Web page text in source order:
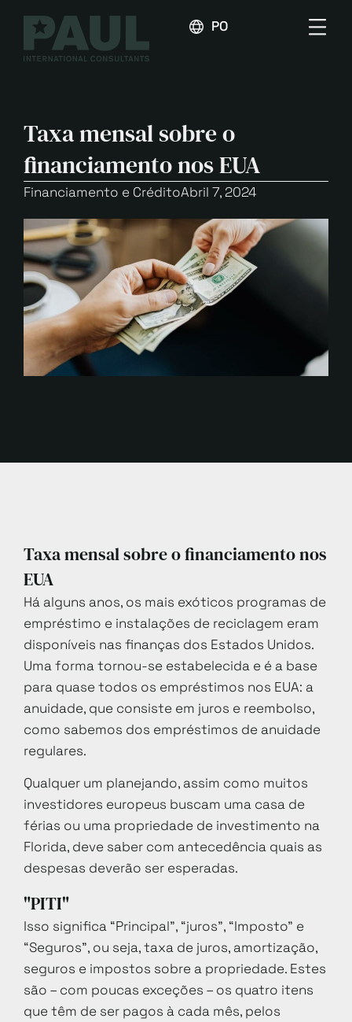
PORTUGUÊS
Taxa mensal sobre o
financiamento nos EUA
Financiamento e CréditoAbril 7, 2024
Taxa mensal sobre o financiamento nos
EUA
Há alguns anos, os mais exóticos programas de
empréstimo e instalações de reciclagem eram
disponíveis nas finanças dos Estados Unidos.
Uma forma tornou-se estabelecida e é a base
para quase todos os empréstimos nos EUA: a
anuidade, que consiste em juros e reembolso,
como sabemos dos empréstimos de anuidade
regulares.
Qualquer um planejando, assim como muitos
investidores europeus buscam uma casa de
férias ou uma propriedade de investimento na
Florida, deve saber com antecedência quais as
despesas deverão ser esperadas.
"PITI"
Isso significa “Principal”, “juros”, “Imposto” e
“Seguros”, ou seja, taxa de juros, amortização,
seguros e impostos sobre a propriedade. Estes
são – com poucas exceções – os quatro itens
que têm de ser pagos à cada mês, pelos